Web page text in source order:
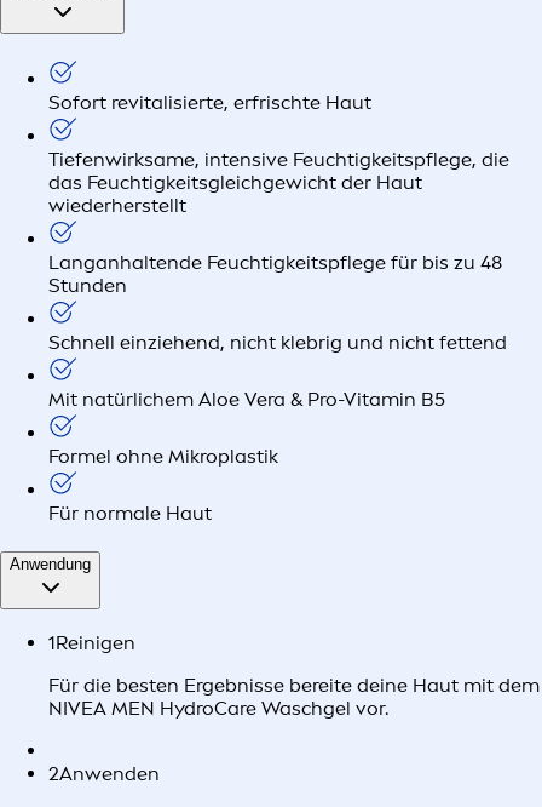
Sofort revitalisierte, erfrischte Haut
Tiefenwirksame, intensive Feuchtigkeitspflege, die
das Feuchtigkeitsgleichgewicht der Haut
wiederherstellt
Langanhaltende Feuchtigkeitspflege für bis zu 48
Stunden
Schnell einziehend, nicht klebrig und nicht fettend
Mit natürlichem Aloe Vera & Pro-Vitamin B5
Formel ohne Mikroplastik
Für normale Haut
Anwendung
1Reinigen
Für die besten Ergebnisse bereite deine Haut mit dem
NIVEA MEN HydroCare Waschgel vor.
2Anwenden